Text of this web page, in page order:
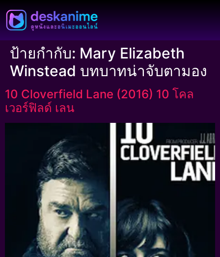
ป้ายกำกับ: Mary Elizabeth
Winstead บทบาทน่าจับตามอง
10 Cloverfield Lane (2016) 10 โคล
เวอร์ฟิลด์ เลน